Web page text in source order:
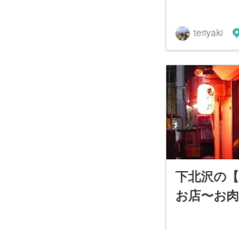
teriyaki
下北沢の
お店〜お